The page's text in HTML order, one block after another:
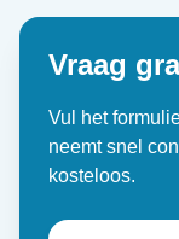
Vraag
Vul het
neemt snel
kosteloos.